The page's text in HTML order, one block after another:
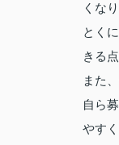
くな
とく
きる
また
自ら
やす